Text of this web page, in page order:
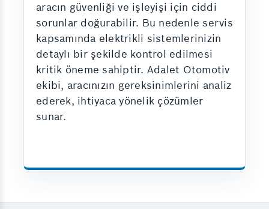
aracın güvenliği ve işleyişi için ciddi
sorunlar doğurabilir. Bu nedenle servis
kapsamında elektrikli sistemlerinizin
detaylı bir şekilde kontrol edilmesi
kritik öneme sahiptir. Adalet Otomotiv
ekibi, aracınızın gereksinimlerini analiz
ederek, ihtiyaca yönelik çözümler
sunar.